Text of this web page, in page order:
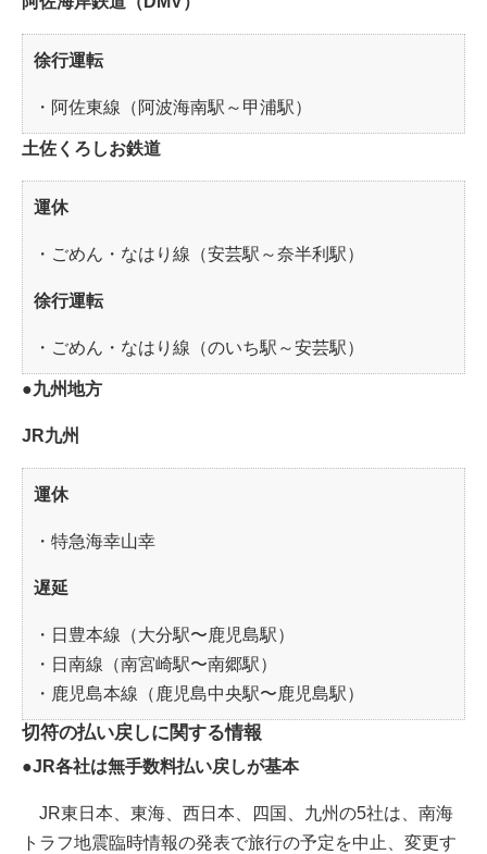
徐行運転
・阿佐東線（阿波海南駅～甲浦駅）
土佐くろしお鉄道
運休
・ごめん・なはり線（安芸駅～奈半利駅）
徐行運転
・ごめん・なはり線（のいち駅～安芸駅）
●九州地方
JR九州
運休
・特急海幸山幸
遅延
・日豊本線（大分駅〜鹿児島駅）
・日南線（南宮崎駅〜南郷駅）
・鹿児島本線（鹿児島中央駅〜鹿児島駅）
切符の払い戻しに関する情報
●JR各社は無手数料払い戻しが基本
JR東日本、東海、西日本、四国、九州の5社は、南海
トラフ地震臨時情報の発表で旅行の予定を中止、変更す